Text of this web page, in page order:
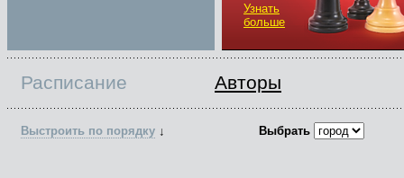
Узнать
больше
Расписание Авторы
Выстроить по порядку ↓ Выбрать